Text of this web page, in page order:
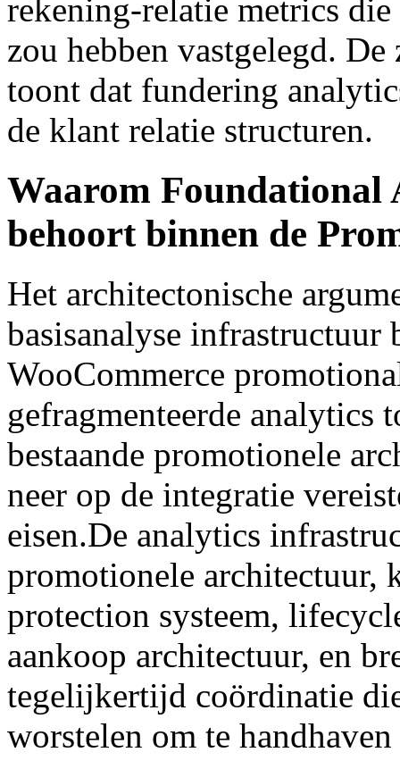
rekening-relatie metrics
zou hebben vastgelegd.
toont dat fundering
de klant relatie structuren.
Waarom
behoort binnen de
Het architectonische
basisanalyse infrastructuur
WooCommerce
gefragmenteerde analytics
bestaande promotionele
neer op de integratie
eisen.De analytics
promotionele architectuur,
protection systeem,
aankoop architectuur, en
tegelijkertijd coördinatie
worstelen om te